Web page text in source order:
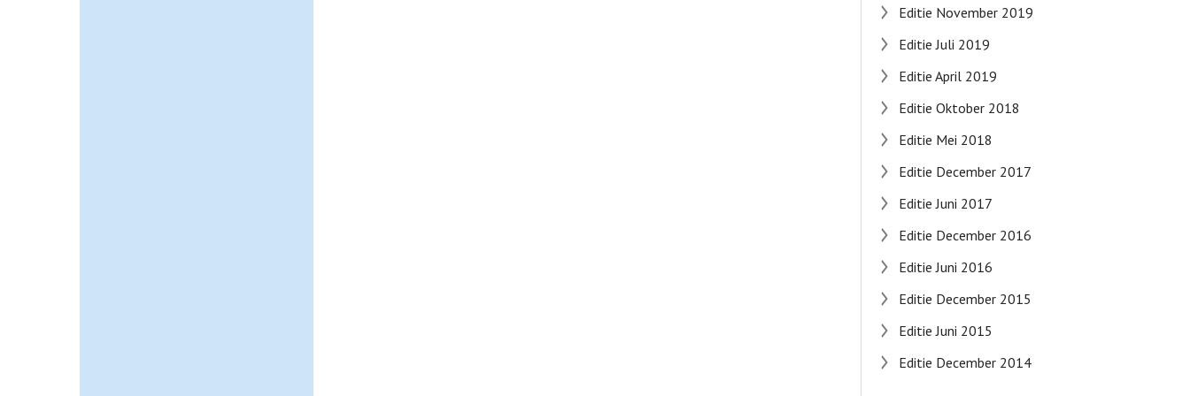
Editie November 2019
Editie Juli 2019
Editie April 2019
Editie Oktober 2018
Editie Mei 2018
Editie December 2017
Editie Juni 2017
Editie December 2016
Editie Juni 2016
Editie December 2015
Editie Juni 2015
Editie December 2014